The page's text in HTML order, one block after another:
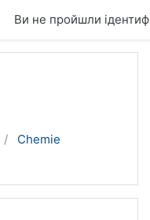
Ви не пройшли
Chemie